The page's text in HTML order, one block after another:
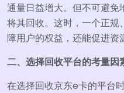
通量日益增大。但不可避
将其回收。这时，一个正规
障用户的权益，还能促进资
二、选择回收平台的考量因
在选择回收京东e卡的平台